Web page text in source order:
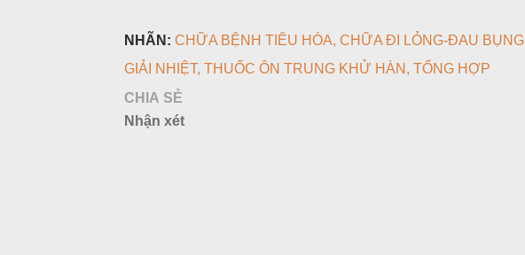
NHÃN: CHỮA BỆNH TIÊU HÓA CHỮA ĐI LỎNG-ĐAU BỤNG
GIẢI NHIỆT THUỐC ÔN TRUNG KHỬ HÀN
TỔNG HỢP
CHIA SẺ
Nhận xét